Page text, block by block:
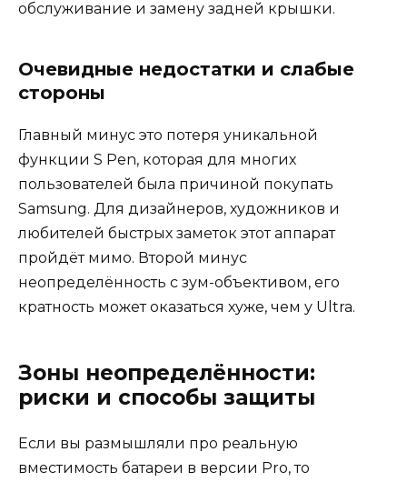
обслуживание и замену задней крышки.
Очевидные недостатки и слабые
стороны
Главный минус это потеря уникальной
функции S Pen, которая для многих
пользователей была причиной покупать
Samsung. Для дизайнеров, художников и
любителей быстрых заметок этот аппарат
пройдёт мимо. Второй минус
неопределённость с зум-объективом, его
кратность может оказаться хуже, чем у Ultra.
Зоны неопределённости:
риски и способы защиты
Если вы размышляли про реальную
вместимость батареи в версии Pro, то